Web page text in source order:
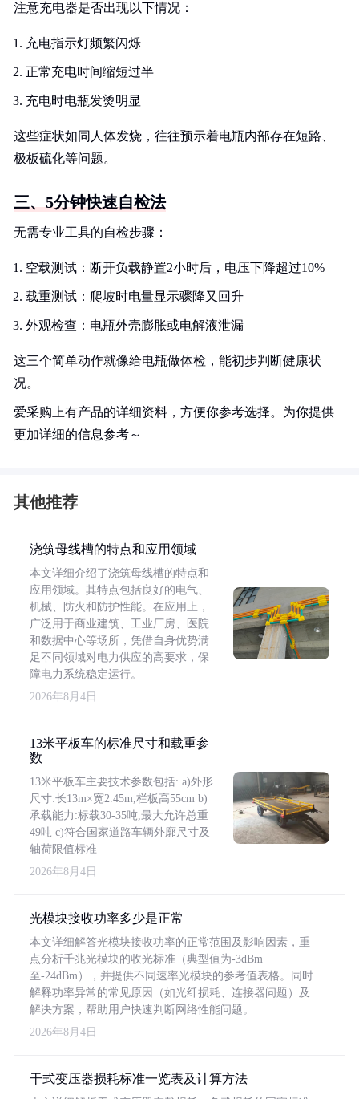
注意充电器是否出现以下情况：
充电指示灯频繁闪烁
正常充电时间缩短过半
充电时电瓶发烫明显
这些症状如同人体发烧，往往预示着电瓶内部存在短路、
极板硫化等问题。
三、5分钟快速自检法
无需专业工具的自检步骤：
空载测试：断开负载静置2小时后，电压下降超过10%
载重测试：爬坡时电量显示骤降又回升
外观检查：电瓶外壳膨胀或电解液泄漏
这三个简单动作就像给电瓶做体检，能初步判断健康状
况。
爱采购上有产品的详细资料，方便你参考选择。为你提供
更加详细的信息参考～
其他推荐
浇筑母线槽的特点和应用领域
本文详细介绍了浇筑母线槽的特点和
应用领域。其特点包括良好的电气、
机械、防火和防护性能。在应用上，
广泛用于商业建筑、工业厂房、医院
和数据中心等场所，凭借自身优势满
足不同领域对电力供应的高要求，保
障电力系统稳定运行。
2026年8月4日
13米平板车的标准尺寸和载重参
数
13米平板车主要技术参数包括: a)外形
尺寸:长13m×宽2.45m,栏板高55cm b)
承载能力:标载30-35吨,最大允许总重
49吨 c)符合国家道路车辆外廓尺寸及
轴荷限值标准
2026年8月4日
光模块接收功率多少是正常
本文详细解答光模块接收功率的正常范围及影响因素，重
点分析千兆光模块的收光标准（典型值为-3dBm
至-24dBm），并提供不同速率光模块的参考值表格。同时
解释功率异常的常见原因（如光纤损耗、连接器问题）及
解决方案，帮助用户快速判断网络性能问题。
2026年8月4日
干式变压器损耗标准一览表及计算方法